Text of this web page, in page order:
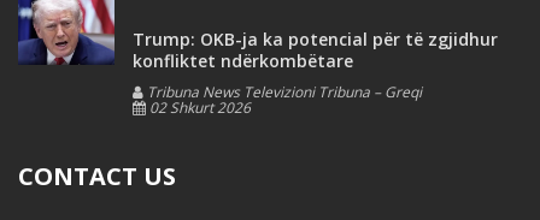
Trump: OKB-ja ka potencial për të zgjidhur
konfliktet ndërkombëtare
Tribuna News Televizioni Tribuna – Greqi
02 Shkurt 2026
CONTACT US